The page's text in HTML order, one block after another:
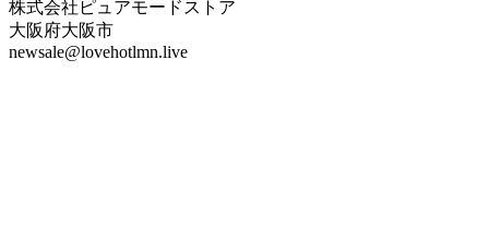
株式会社ピュアモードストア
大阪府大阪市
newsale@lovehotlmn.live